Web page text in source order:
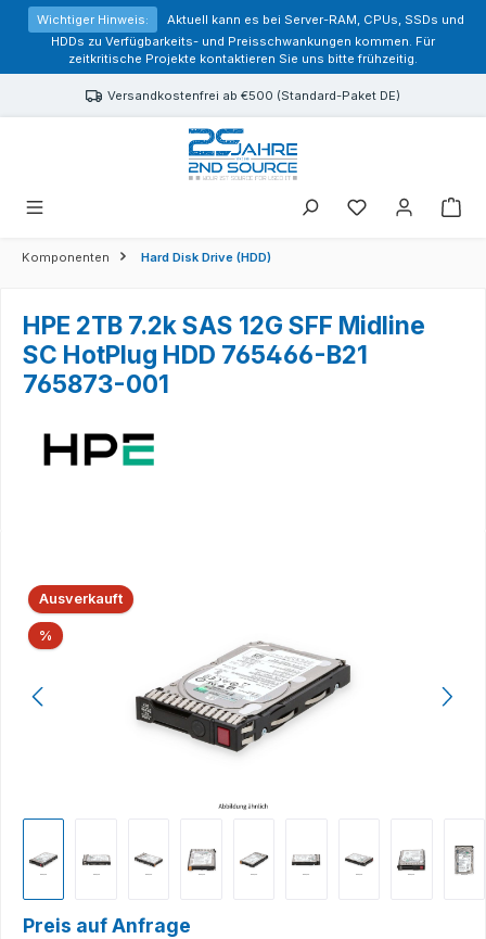
springen
Wichtiger Hinweis:
Aktuell kann es bei Server-RAM, CPUs, SSDs und
HDDs zu Verfügbarkeits- und Preisschwankungen kommen. Für
zeitkritische Projekte kontaktieren Sie uns bitte frühzeitig.
Versandkostenfrei ab €500 (Standard-Paket DE)
Sie haben 0
Komponenten Hard Disk Drive (HDD)
HPE 2TB 7.2k SAS 12G SFF Midline
SC HotPlug HDD 765466-B21
765873-001
Bildergalerie überspringen
Ausverkauft
% Rabatt
Preis auf Anfrage